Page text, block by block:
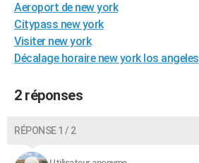
Art de vivre
Bien-être
Loisirs
Mode
Modes de vie
SANTE
Alimentation
Guide de la santé
Maladies
Médicaments
Sommeil
VOYAGE
GUIDES D'ACHAT
BONS PLANS
Aeroport de new york
Citypass new york
Visiter new york
Décalage horaire new york los angeles
2 réponses
RÉPONSE 1 / 2